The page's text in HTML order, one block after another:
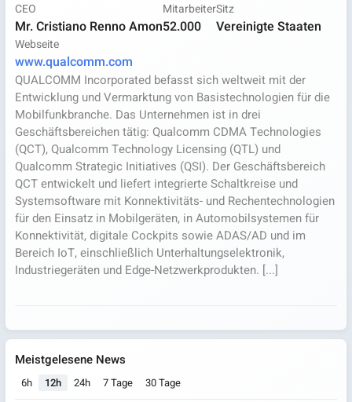
CEO
Mr. Cristiano Renno Amon
Mitarbeiter
52.000
Sitz
Vereinigte Staaten
Webseite
www.qualcomm.com
QUALCOMM Incorporated befasst sich weltweit mit der
Entwicklung und Vermarktung von Basistechnologien für die
Mobilfunkbranche. Das Unternehmen ist in drei
Geschäftsbereichen tätig: Qualcomm CDMA Technologies
(QCT), Qualcomm Technology Licensing (QTL) und
Qualcomm Strategic Initiatives (QSI). Der Geschäftsbereich
QCT entwickelt und liefert integrierte Schaltkreise und
Systemsoftware mit Konnektivitäts- und Rechentechnologien
für den Einsatz in Mobilgeräten, in Automobilsystemen für
Konnektivität, digitale Cockpits sowie ADAS/AD und im
Bereich IoT, einschließlich Unterhaltungselektronik,
Industriegeräten und Edge-Netzwerkprodukten. [...]
Meistgelesene News
6h 12h 24h 7 Tage 30 Tage